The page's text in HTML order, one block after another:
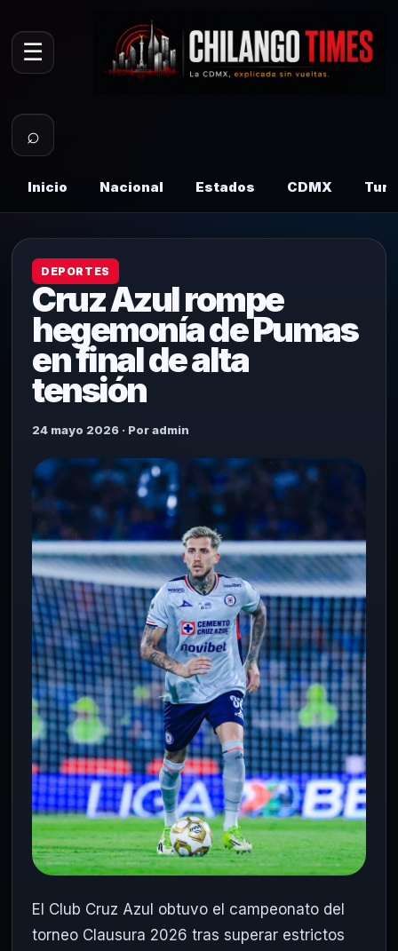
☰
⌕
Inicio Nacional Estados CDMX
DEPORTES
Cruz Azul rompe
hegemonía de Pumas
en final de alta
tensión
24 mayo 2026 · Por admin
El Club Cruz Azul obtuvo el campeonato del
torneo Clausura 2026 tras superar estrictos